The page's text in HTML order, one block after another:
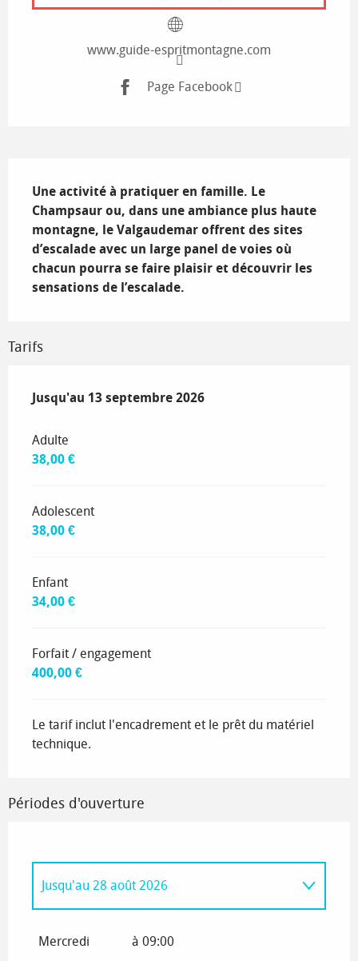
www.guide-espritmontagne.com
Page Facebook
Une activité à pratiquer en famille. Le
Champsaur ou, dans une ambiance plus haute
montagne, le Valgaudemar offrent des sites
d’escalade avec un large panel de voies où
chacun pourra se faire plaisir et découvrir les
sensations de l’escalade.
Tarifs
Du1 mai 2026au13 septembre 2026
Jusqu'au 13 septembre 2026
Adulte
38,00 €
Adolescent
38,00 €
Enfant
34,00 €
Forfait / engagement
400,00 €
Le tarif inclut l'encadrement et le prêt du matériel
technique.
Périodes d'ouverture
Jusqu'au 28 août 2026
Mercredi à 09:00